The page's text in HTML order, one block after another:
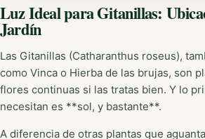
Luz Ideal para Gitanillas:
Jardín
Las Gitanillas (Catharanthus roseus),
como Vinca o Hierba de las brujas, son
flores continuas si las tratas bien. Y lo
necesitan es **sol, y bastante**.
A diferencia de otras plantas que